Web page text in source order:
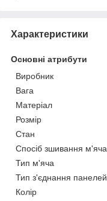
Характеристики
Основні атрибути
Виробник
Вага
Матеріал
Розмір
Стан
Спосіб зшивання м'яча
Тип м'яча
Тип з'єднання панелей
Колір